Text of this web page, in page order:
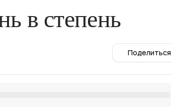
в степень
Поделиться